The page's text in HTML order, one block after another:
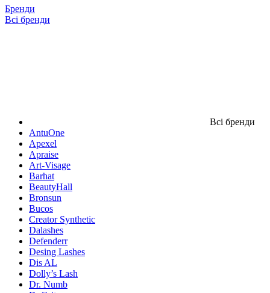
Бренди
Всі бренди
Всі бренди
AntuOne
Apexel
Apraise
Art-Visage
Barhat
BeautyHall
Bronsun
Bucos
Creator Synthetic
Dalashes
Defenderr
Desing Lashes
Dis AL
Dolly’s Lash
Dr. Numb